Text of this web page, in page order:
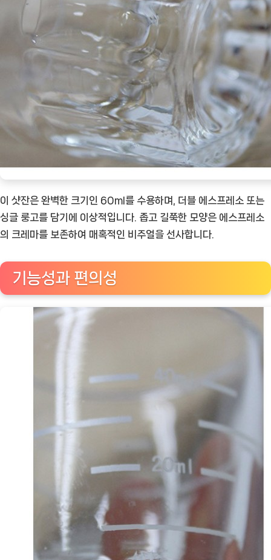
이 샷잔은 완벽한 크기인 60ml를 수용하며, 더블 에스프레소 또는
싱글 룽고를 담기에 이상적입니다. 좁고 길쭉한 모양은 에스프레소
의 크레마를 보존하여 매혹적인 비주얼을 선사합니다.
기능성과 편의성